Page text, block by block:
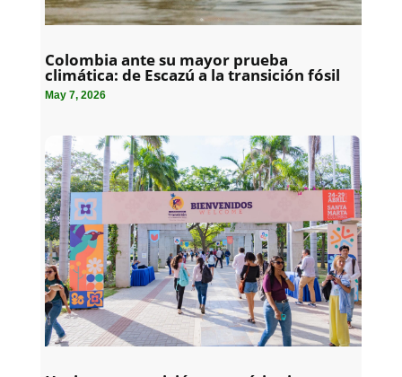
Colombia ante su mayor prueba
climática: de Escazú a la transición fósil
May 7, 2026